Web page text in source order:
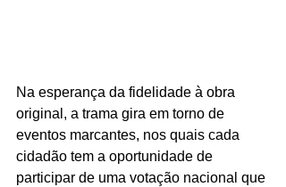
Na esperança da fidelidade à obra
original, a trama gira em torno de
eventos marcantes, nos quais cada
cidadão tem a oportunidade de
participar de uma votação nacional que